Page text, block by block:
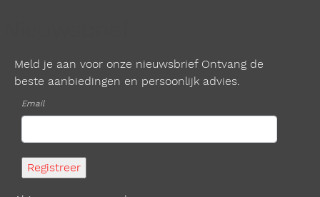
Meld je aan voor onze nieuwsbrief Ontvang de
beste aanbiedingen en persoonlijk advies.
Email